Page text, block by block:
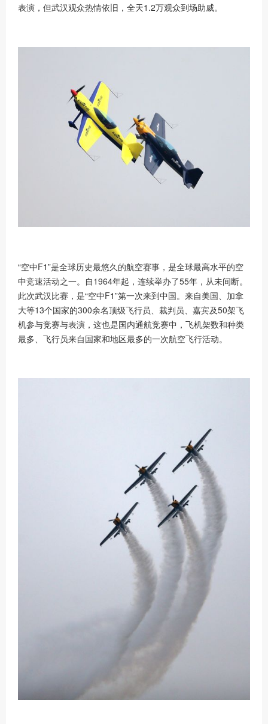
表演，但武汉观众热情依旧，全天1.2万观众到场助威。
“空中F1”是全球历史最悠久的航空赛事，是全球最高水平的空
中竞速活动之一。自1964年起，连续举办了55年，从未间断。
此次武汉比赛，是“空中F1”第一次来到中国。来自美国、加拿
大等13个国家的300余名顶级飞行员、裁判员、嘉宾及50架飞
机参与竞赛与表演，这也是国内通航竞赛中，飞机架数和种类
最多、飞行员来自国家和地区最多的一次航空飞行活动。